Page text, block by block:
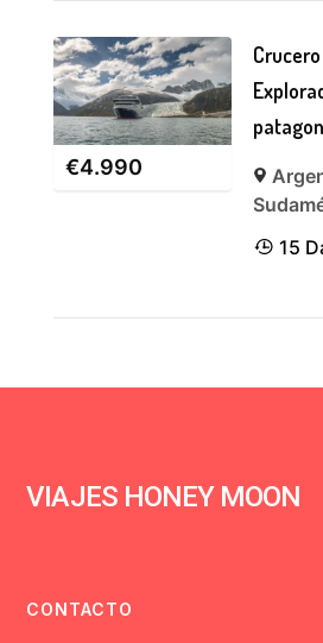
€4.990
15
VIAJES HONEY MOON
CONTACTO